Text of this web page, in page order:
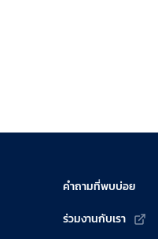
คำถามที่พบบ่อย
ร่วมงานกับเรา